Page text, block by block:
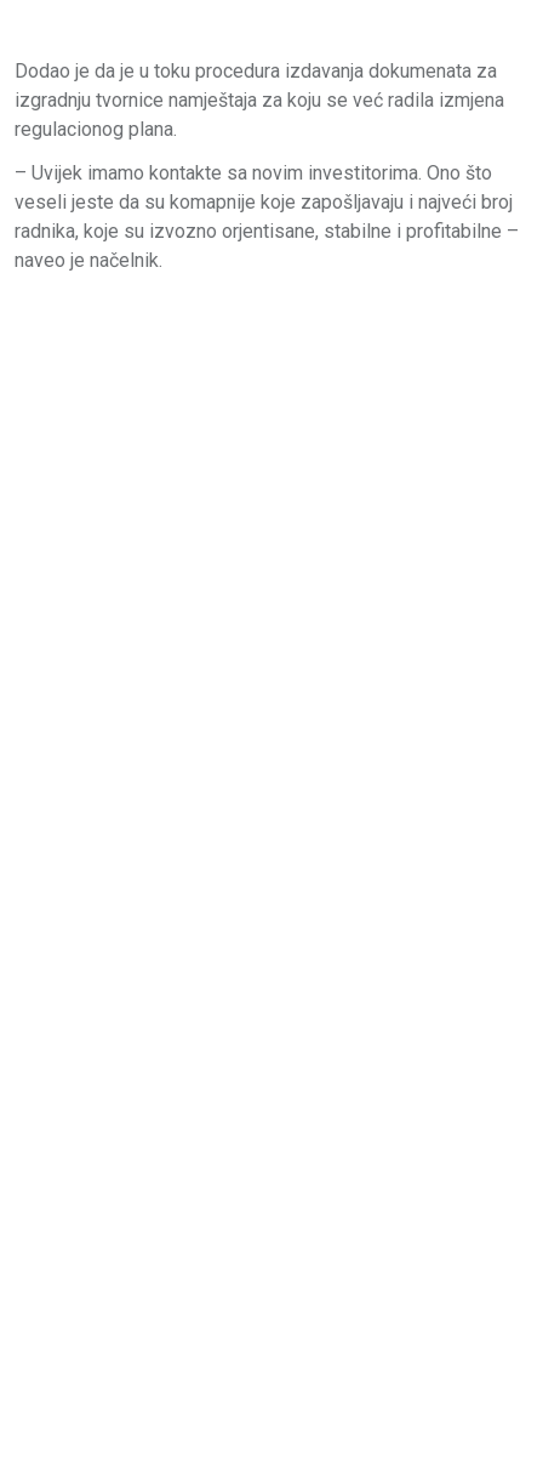
Dodao je da je u toku procedura izdavanja dokumenata za
izgradnju tvornice namještaja za koju se već radila izmjena
regulacionog plana.
– Uvijek imamo kontakte sa novim investitorima. Ono što
veseli jeste da su komapnije koje zapošljavaju i najveći broj
radnika, koje su izvozno orjentisane, stabilne i profitabilne –
naveo je načelnik.